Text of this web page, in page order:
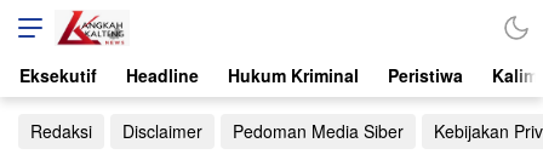
Eksekutif Headline Hukum Kriminal Peristiwa
Redaksi Disclaimer Pedoman Media Siber
Kebijakan